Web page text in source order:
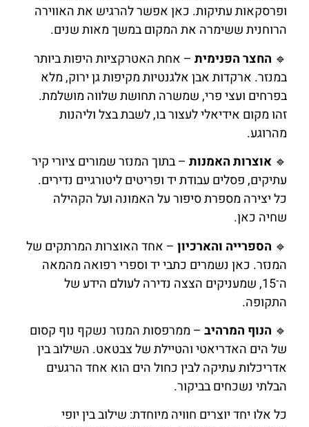
ופרסקאות עתיקות. כאן אפשר להרגיש את האווירה
הרוחנית ששימרה את המקום במשך מאות שנים.
🔹 החצר הפנימית – אחת האטרקציות היפות ביותר
במנזר. ארקדות אבן אלגנטיות מקיפות גן ירוק, מלא
בפרחים ועצי פרי, שמשרה תחושת שלווה מושלמת.
זהו מקום אידיאלי לעצור בו, לשבת בצל וליהנות
מהרוגע.
🔹אוצרות האמנות – בתוך המנזר שמורים ציורי קיר
עתיקים, פסלים עבודת יד ופריטים ליטורגיים נדירים.
כל יצירה מספרת סיפור על האמונה ועל הקהילה
שחיה כאן.
🔹 הספרייה והארכיון – אחד האוצרות המרתקים של
המנזר. כאן נשמרים כתבי יד וספרי רפואה מהמאה
ה־15, שמעניקים הצצה נדירה לעולם הידע של
התקופה.
🔹 הנוף המרהיב – ממרפסות המנזר נשקף נוף קסום
של הים האדריאטי והטיילת של צבטאט. השילוב בין
אדריכלות עתיקה לבין כחול הים הוא אחד הרגעים
הבלתי נשכחים בביקור.
כל אלו יחד יוצרים חוויה מיוחדת: שילוב בין יופי